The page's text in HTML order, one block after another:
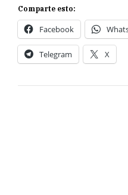
Comparte esto:
Facebook
Telegram X